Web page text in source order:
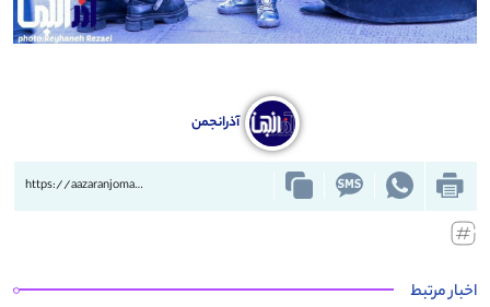
آذرانجمن
https://aazaranjoman.ir/?p=77602
اخبار مرتبط